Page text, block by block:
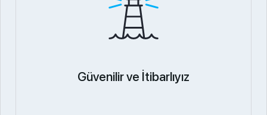
Güvenilir ve İtibarlıyız